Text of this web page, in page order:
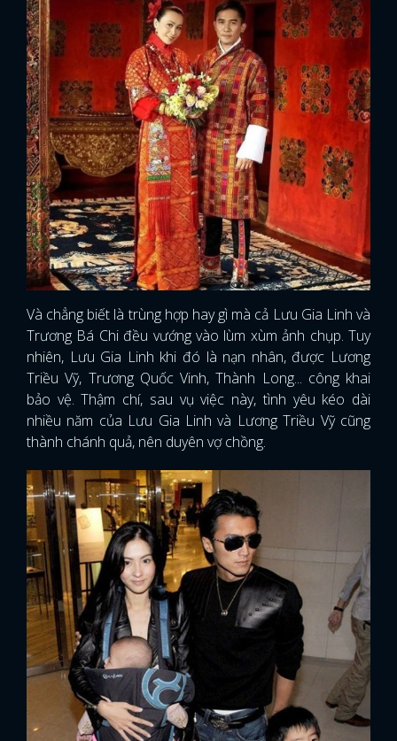
Và chẳng biết là trùng hợp hay gì mà cả Lưu Gia Linh và
Trương Bá Chi đều vướng vào lùm xùm ảnh chụp. Tuy
nhiên, Lưu Gia Linh khi đó là nạn nhân, được Lương
Triều Vỹ, Trương Quốc Vinh, Thành Long... công khai
bảo vệ. Thậm chí, sau vụ việc này, tình yêu kéo dài
nhiều năm của Lưu Gia Linh và Lương Triều Vỹ cũng
thành chánh quả, nên duyên vợ chồng.